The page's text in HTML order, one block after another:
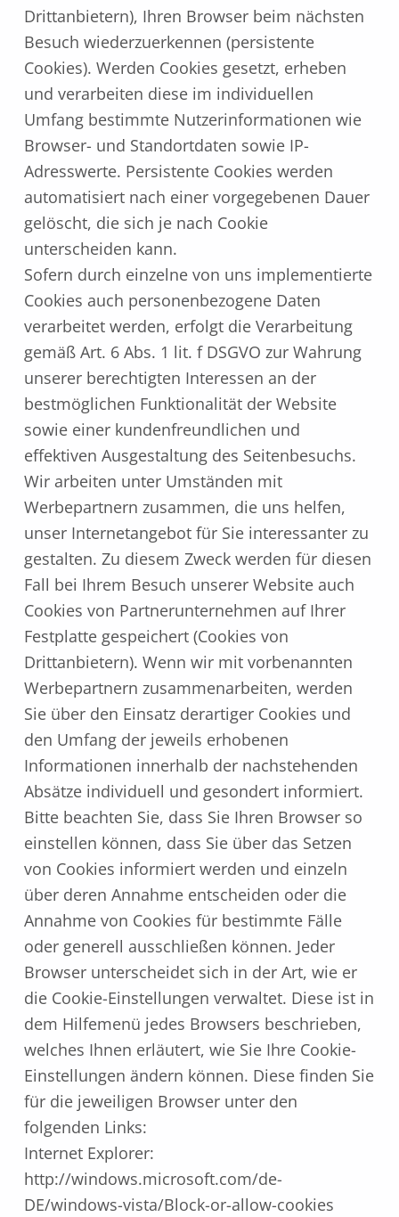
Drittanbietern), Ihren Browser beim nächsten
Besuch wiederzuerkennen (persistente
Cookies). Werden Cookies gesetzt, erheben
und verarbeiten diese im individuellen
Umfang bestimmte Nutzerinformationen wie
Browser- und Standortdaten sowie IP-
Adresswerte. Persistente Cookies werden
automatisiert nach einer vorgegebenen Dauer
gelöscht, die sich je nach Cookie
unterscheiden kann.
Sofern durch einzelne von uns implementierte
Cookies auch personenbezogene Daten
verarbeitet werden, erfolgt die Verarbeitung
gemäß Art. 6 Abs. 1 lit. f DSGVO zur Wahrung
unserer berechtigten Interessen an der
bestmöglichen Funktionalität der Website
sowie einer kundenfreundlichen und
effektiven Ausgestaltung des Seitenbesuchs.
Wir arbeiten unter Umständen mit
Werbepartnern zusammen, die uns helfen,
unser Internetangebot für Sie interessanter zu
gestalten. Zu diesem Zweck werden für diesen
Fall bei Ihrem Besuch unserer Website auch
Cookies von Partnerunternehmen auf Ihrer
Festplatte gespeichert (Cookies von
Drittanbietern). Wenn wir mit vorbenannten
Werbepartnern zusammenarbeiten, werden
Sie über den Einsatz derartiger Cookies und
den Umfang der jeweils erhobenen
Informationen innerhalb der nachstehenden
Absätze individuell und gesondert informiert.
Bitte beachten Sie, dass Sie Ihren Browser so
einstellen können, dass Sie über das Setzen
von Cookies informiert werden und einzeln
über deren Annahme entscheiden oder die
Annahme von Cookies für bestimmte Fälle
oder generell ausschließen können. Jeder
Browser unterscheidet sich in der Art, wie er
die Cookie-Einstellungen verwaltet. Diese ist in
dem Hilfemenü jedes Browsers beschrieben,
welches Ihnen erläutert, wie Sie Ihre Cookie-
Einstellungen ändern können. Diese finden Sie
für die jeweiligen Browser unter den
folgenden Links:
Internet Explorer:
http://windows.microsoft.com/de-
DE/windows-vista/Block-or-allow-cookies